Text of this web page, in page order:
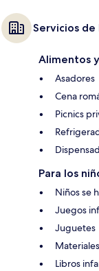
Servicios
Alimentos
Asadores
Cena
Picnics
Para los
Niños se
Juegos
Juguetes
Libros